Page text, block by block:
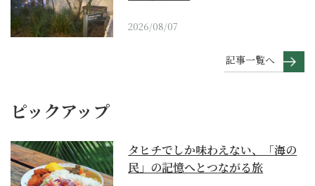
2026/08/07
記事一覧へ
ピックアップ
タヒチでしか味わえない、「海の
民」の記憶へとつながる旅